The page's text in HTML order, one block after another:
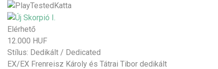
Elérhető
12.000 HUF
Stílus: Dedikált / Dedicated
EX/EX Frenreisz Károly és Tátrai Tibor dedikált